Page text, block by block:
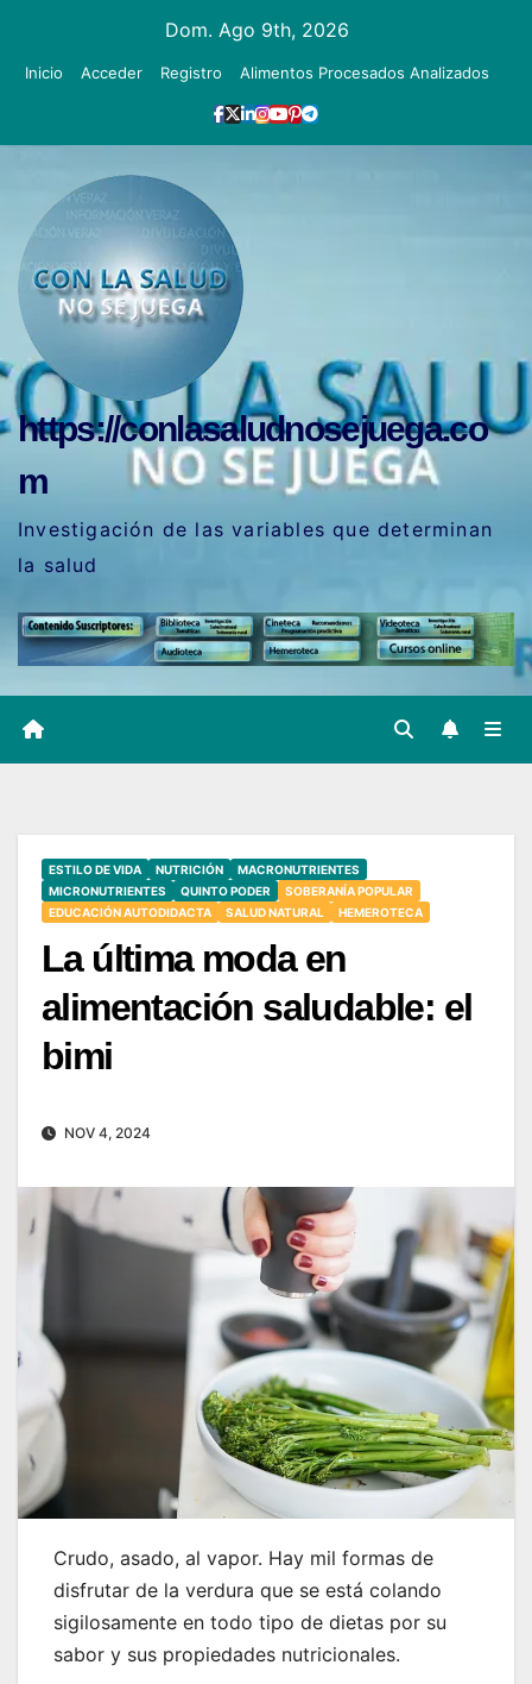
Dom. Ago 9th, 2026
Inicio Acceder Registro Alimentos Procesados Analizados
https://conlasaludnosejuega.co
m
Investigación de las variables que determinan
la salud
ESTILO DE VIDA NUTRICIÓN
MACRONUTRIENTES
MICRONUTRIENTES
QUINTO PODER
SOBERANÍA POPULAR
EDUCACIÓN AUTODIDACTA
SALUD NATURAL HEMEROTECA
La última moda en
alimentación saludable: el
bimi
NOV 4, 2024
Crudo, asado, al vapor. Hay mil formas de
disfrutar de la verdura que se está colando
sigilosamente en todo tipo de dietas por su
sabor y sus propiedades nutricionales.